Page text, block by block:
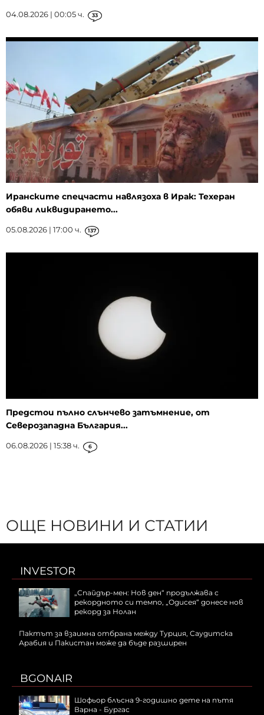
04.08.2026 | 00:05 ч. 33
Иранските спецчасти навлязоха в Ирак: Техеран
обяви ликвидирането...
05.08.2026 | 17:00 ч. 137
Предстои пълно слънчево затъмнение, от
Северозападна България...
06.08.2026 | 15:38 ч. 6
ОЩЕ НОВИНИ И СТАТИИ
INVESTOR
„Спайдър-мен: Нов ден“ продължава с
рекордното си темпо, „Одисея“ донесе нов
рекорд за Нолан
Пактът за взаимна отбрана между Турция, Саудитска
Арабия и Пакистан може да бъде разширен
BGONAIR
Шофьор блъсна 9-годишно дете на пътя
Варна - Бургас